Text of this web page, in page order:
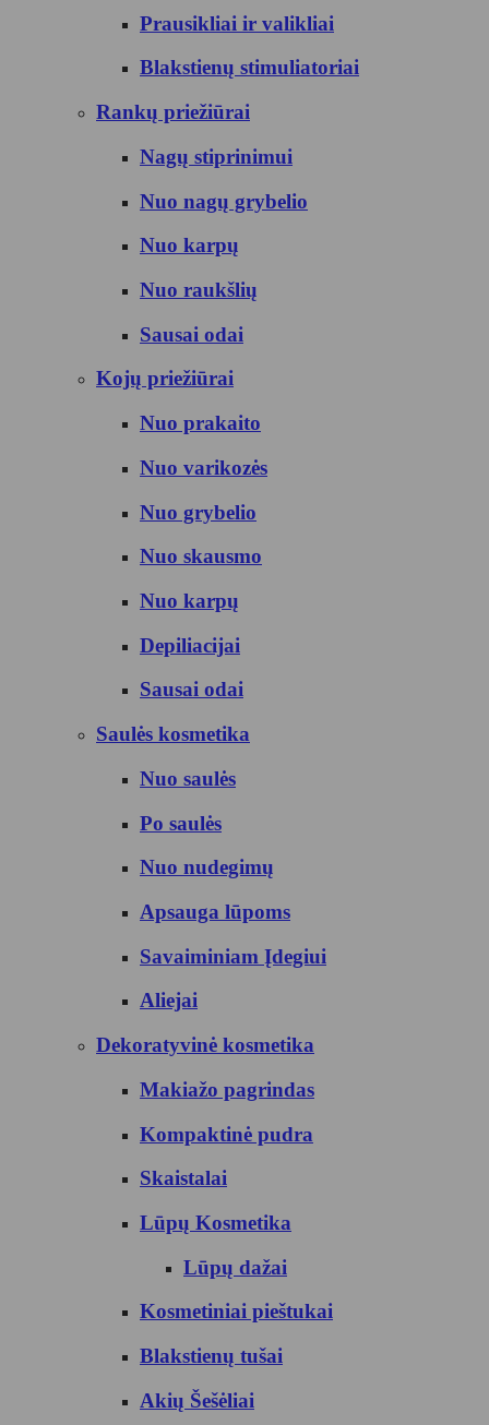
Prausikliai ir valikliai
Blakstienų stimuliatoriai
Rankų priežiūrai
Nagų stiprinimui
Nuo nagų grybelio
Nuo karpų
Nuo raukšlių
Sausai odai
Kojų priežiūrai
Nuo prakaito
Nuo varikozės
Nuo grybelio
Nuo skausmo
Nuo karpų
Depiliacijai
Sausai odai
Saulės kosmetika
Nuo saulės
Po saulės
Nuo nudegimų
Apsauga lūpoms
Savaiminiam Įdegiui
Aliejai
Dekoratyvinė kosmetika
Makiažo pagrindas
Kompaktinė pudra
Skaistalai
Lūpų Kosmetika
Lūpų dažai
Kosmetiniai pieštukai
Blakstienų tušai
Akių Šešėliai